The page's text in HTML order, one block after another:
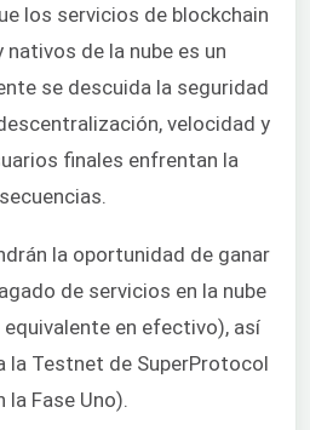
los servicios de blockchain
de la nube es un
se descuida la seguridad
velocidad y
finales enfrentan la
la oportunidad de ganar
de servicios en la nube
en efectivo), así
la Testnet de SuperProtocol
Fase Uno).